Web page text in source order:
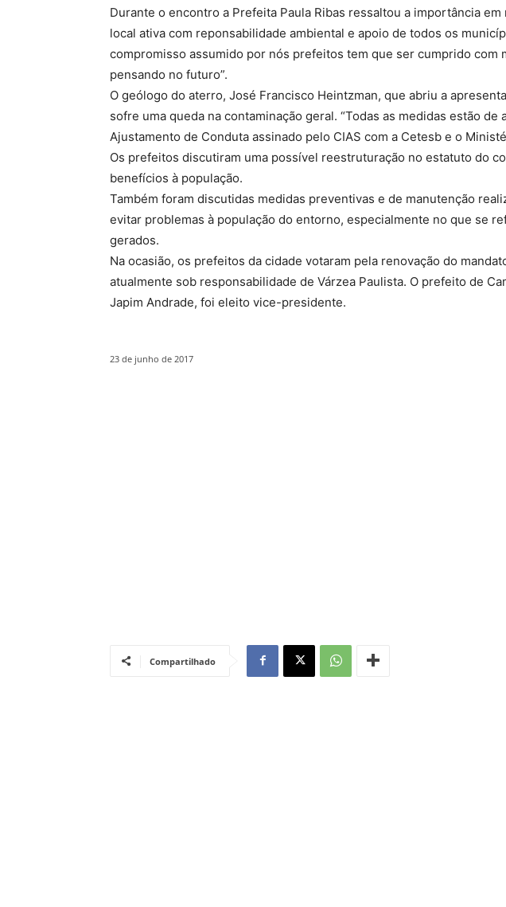
Durante o encontro a Prefeita Paula Ribas ressaltou a importância em
local ativa com reponsabilidade ambiental e apoio de todos os
compromisso assumido por nós prefeitos tem que ser cumprido com
pensando no futuro”.
O geólogo do aterro, José Francisco Heintzman, que abriu a
sofre uma queda na contaminação geral. “Todas as medidas estão de
Ajustamento de Conduta assinado pelo CIAS com a Cetesb e o
Os prefeitos discutiram uma possível reestruturação no estatuto do
benefícios à população.
Também foram discutidas medidas preventivas e de manutenção
evitar problemas à população do entorno, especialmente no que se
gerados.
Na ocasião, os prefeitos da cidade votaram pela renovação do
atualmente sob responsabilidade de Várzea Paulista. O prefeito de
Japim Andrade, foi eleito vice-presidente.
23 de junho de 2017
Compartilhado